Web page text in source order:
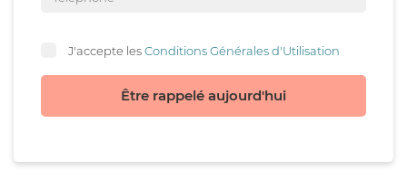
J'accepte lesConditions Générales d'Utilisation
Être rappelé aujourd'hui